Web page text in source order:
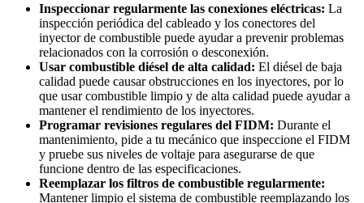
Inspeccionar regularmente las conexiones eléctricas: La
inspección periódica del cableado y los conectores del
inyector de combustible puede ayudar a prevenir problemas
relacionados con la corrosión o desconexión.
Usar combustible diésel de alta calidad: El diésel de baja
calidad puede causar obstrucciones en los inyectores, por lo
que usar combustible limpio y de alta calidad puede ayudar a
mantener el rendimiento de los inyectores.
Programar revisiones regulares del FIDM: Durante el
mantenimiento, pide a tu mecánico que inspeccione el FIDM
y pruebe sus niveles de voltaje para asegurarse de que
funcione dentro de las especificaciones.
Reemplazar los filtros de combustible regularmente:
Mantener limpio el sistema de combustible reemplazando los